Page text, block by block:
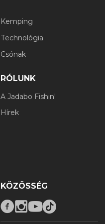
Kemping
Technológia
Csónak
RÓLUNK
A Jadabo Fishin'
Hírek
KÖZÖSSÉG